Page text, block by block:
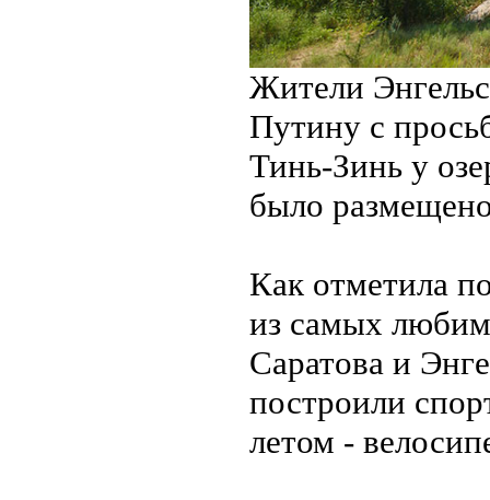
Жители
Путину с
Тинь-Зинь у
было
Как отметила
из самых
Саратова и
построили
летом -